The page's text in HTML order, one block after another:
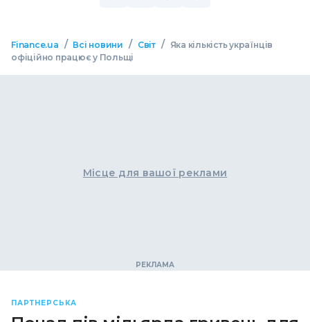
Finance.ua / Всі новини / Світ /
Яка кількість українців
офіційно працює у Польщі
Місце для вашої реклами
ПАРТНЕРСЬКА